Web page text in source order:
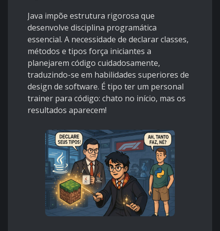
Java impõe estrutura rigorosa que
desenvolve disciplina programática
essencial. A necessidade de declarar classes,
métodos e tipos força iniciantes a
planejarem código cuidadosamente,
traduzindo-se em habilidades superiores de
design de software. É tipo ter um personal
trainer para código: chato no início, mas os
resultados aparecem!